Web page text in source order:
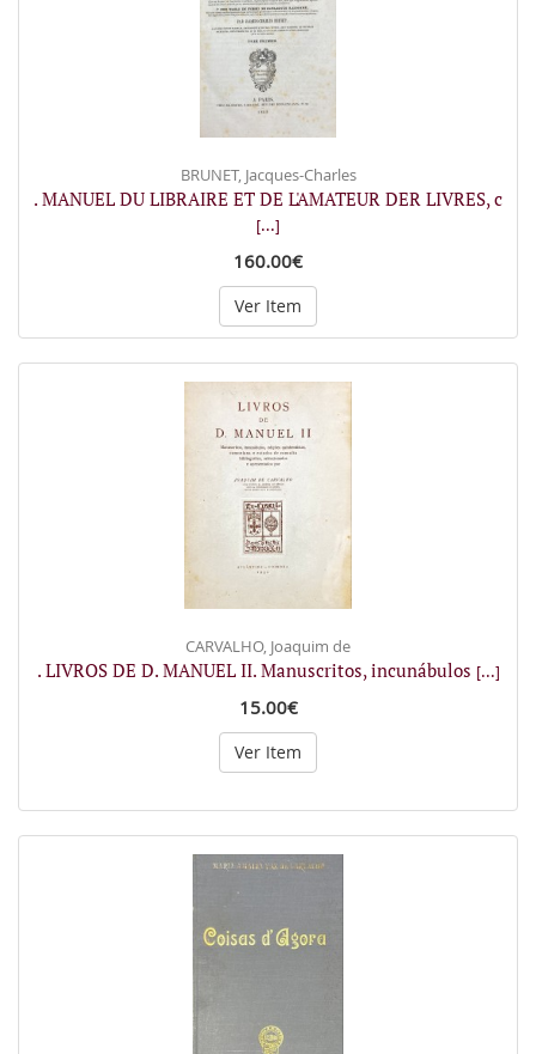
BRUNET, Jacques-Charles
. MANUEL DU LIBRAIRE ET DE L'AMATEUR DER LIVRES, c
[...]
160.00€
Ver Item
CARVALHO, Joaquim de
. LIVROS DE D. MANUEL II. Manuscritos, incunábulos [...]
15.00€
Ver Item